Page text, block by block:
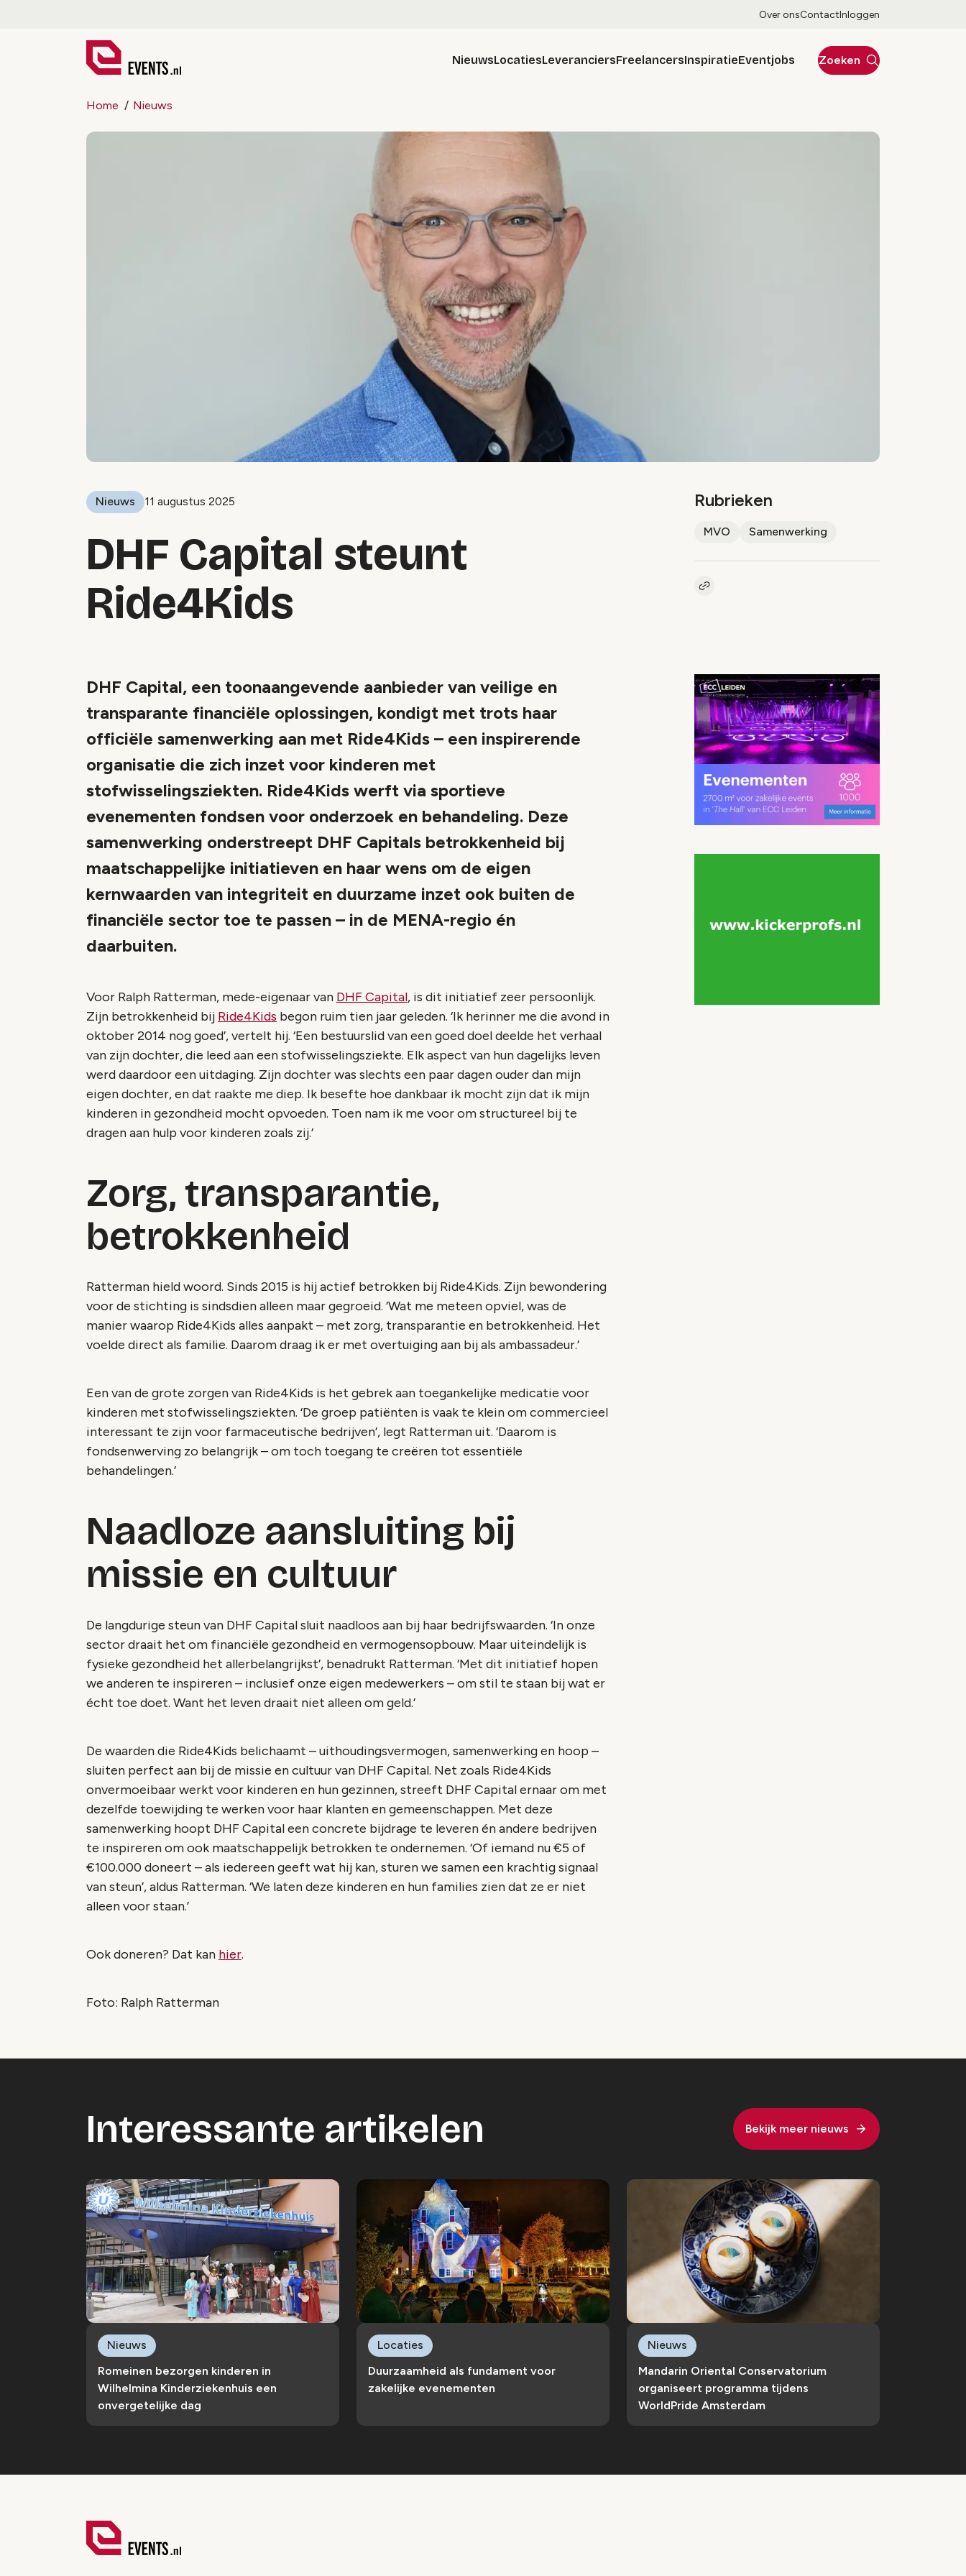
Over onsContactInloggen
NieuwsLocatiesLeveranciersFreelancersInspiratieEventjobs Zoeken
Home Nieuws
Nieuws 11 augustus 2025
DHF Capital steunt
Ride4Kids
Rubrieken
MVO Samenwerking
Kopieer link naar artikel
DHF Capital, een toonaangevende aanbieder van veilige en
transparante financiële oplossingen, kondigt met trots haar
officiële samenwerking aan met Ride4Kids – een inspirerende
organisatie die zich inzet voor kinderen met
stofwisselingsziekten. Ride4Kids werft via sportieve
evenementen fondsen voor onderzoek en behandeling. Deze
samenwerking onderstreept DHF Capitals betrokkenheid bij
maatschappelijke initiatieven en haar wens om de eigen
kernwaarden van integriteit en duurzame inzet ook buiten de
financiële sector toe te passen – in de MENA-regio én
daarbuiten.
Voor Ralph Ratterman, mede-eigenaar van DHF Capital, is dit initiatief zeer persoonlijk.
Zijn betrokkenheid bij Ride4Kids begon ruim tien jaar geleden. ‘Ik herinner me die avond in
oktober 2014 nog goed’, vertelt hij. ‘Een bestuurslid van een goed doel deelde het verhaal
van zijn dochter, die leed aan een stofwisselingsziekte. Elk aspect van hun dagelijks leven
werd daardoor een uitdaging. Zijn dochter was slechts een paar dagen ouder dan mijn
eigen dochter, en dat raakte me diep. Ik besefte hoe dankbaar ik mocht zijn dat ik mijn
kinderen in gezondheid mocht opvoeden. Toen nam ik me voor om structureel bij te
dragen aan hulp voor kinderen zoals zij.’
Zorg, transparantie,
betrokkenheid
Ratterman hield woord. Sinds 2015 is hij actief betrokken bij Ride4Kids. Zijn bewondering
voor de stichting is sindsdien alleen maar gegroeid. ‘Wat me meteen opviel, was de
manier waarop Ride4Kids alles aanpakt – met zorg, transparantie en betrokkenheid. Het
voelde direct als familie. Daarom draag ik er met overtuiging aan bij als ambassadeur.’
Een van de grote zorgen van Ride4Kids is het gebrek aan toegankelijke medicatie voor
kinderen met stofwisselingsziekten. ‘De groep patiënten is vaak te klein om commercieel
interessant te zijn voor farmaceutische bedrijven’, legt Ratterman uit. ‘Daarom is
fondsenwerving zo belangrijk – om toch toegang te creëren tot essentiële
behandelingen.’
Naadloze aansluiting bij
missie en cultuur
De langdurige steun van DHF Capital sluit naadloos aan bij haar bedrijfswaarden. ‘In onze
sector draait het om financiële gezondheid en vermogensopbouw. Maar uiteindelijk is
fysieke gezondheid het allerbelangrijkst’, benadrukt Ratterman. ‘Met dit initiatief hopen
we anderen te inspireren – inclusief onze eigen medewerkers – om stil te staan bij wat er
écht toe doet. Want het leven draait niet alleen om geld.’
De waarden die Ride4Kids belichaamt – uithoudingsvermogen, samenwerking en hoop –
sluiten perfect aan bij de missie en cultuur van DHF Capital. Net zoals Ride4Kids
onvermoeibaar werkt voor kinderen en hun gezinnen, streeft DHF Capital ernaar om met
dezelfde toewijding te werken voor haar klanten en gemeenschappen. Met deze
samenwerking hoopt DHF Capital een concrete bijdrage te leveren én andere bedrijven
te inspireren om ook maatschappelijk betrokken te ondernemen. ‘Of iemand nu €5 of
€100.000 doneert – als iedereen geeft wat hij kan, sturen we samen een krachtig signaal
van steun’, aldus Ratterman. ‘We laten deze kinderen en hun families zien dat ze er niet
alleen voor staan.’
Ook doneren? Dat kan hier.
Foto: Ralph Ratterman
Interessante artikelen Bekijk meer nieuws
Romeinen bezorgen kinderen in
Wilhelmina Kinderziekenhuis een
onvergetelijke dag
Nieuws
Duurzaamheid als fundament voor
zakelijke evenementen
Locaties
Mandarin Oriental Conservatorium
organiseert programma tijdens
WorldPride Amsterdam
Nieuws